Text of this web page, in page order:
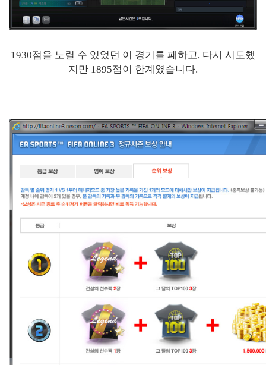
1930점을 노릴 수 있었던 이 경기를 패하고, 다시 시도했
지만 1895점이 한계였습니다.